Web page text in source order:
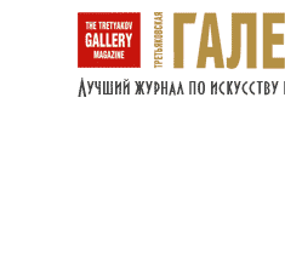
Перейти к основному
Skip to search